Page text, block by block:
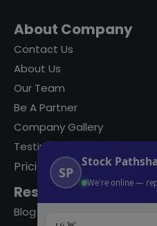
About Company
Contact Us
About Us
Our Team
Be A Partner
Company Gallery
Testimonials
Pricing
Resources
Blog
SP
Stock
We're online —